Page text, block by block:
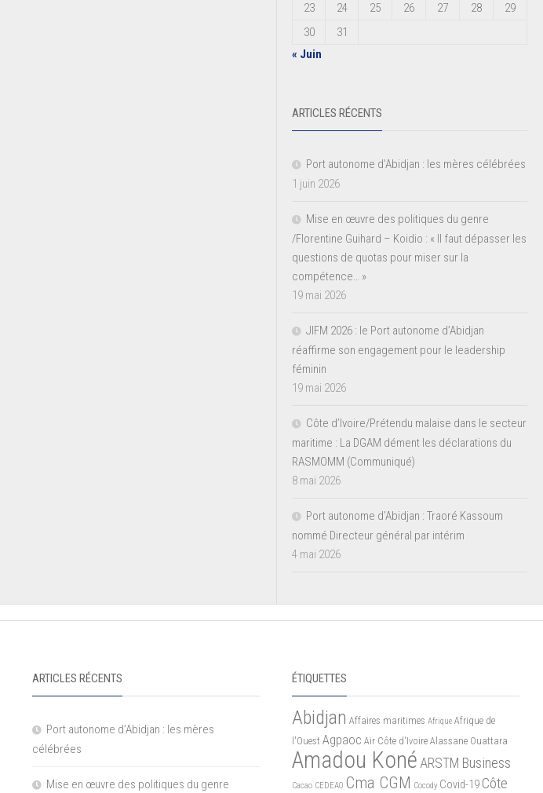
23
24 25 26 27 28
29
30
31
« Juin
ARTICLES RÉCENTS
Port autonome d’Abidjan : les mères célébrées
1 juin 2026
Mise en œuvre des politiques du genre
/Florentine Guihard – Koidio : « Il faut dépasser les
questions de quotas pour miser sur la
compétence… »
19 mai 2026
JIFM 2026 : le Port autonome d’Abidjan
réaffirme son engagement pour le leadership
féminin
19 mai 2026
Côte d’Ivoire/Prétendu malaise dans le secteur
maritime : La DGAM dément les déclarations du
RASMOMM (Communiqué)
8 mai 2026
Port autonome d’Abidjan : Traoré Kassoum
nommé Directeur général par intérim
4 mai 2026
ARTICLES RÉCENTS
Port autonome d’Abidjan : les mères
célébrées
Mise en œuvre des politiques du genre
ÉTIQUETTES
Abidjan Affaires maritimes Afrique Afrique de
l'Ouest Agpaoc Air Côte d'Ivoire Alassane Ouattara
Amadou Koné ARSTM Business
Cacao CEDEAO Cma CGM Cocody Covid-19 Côte